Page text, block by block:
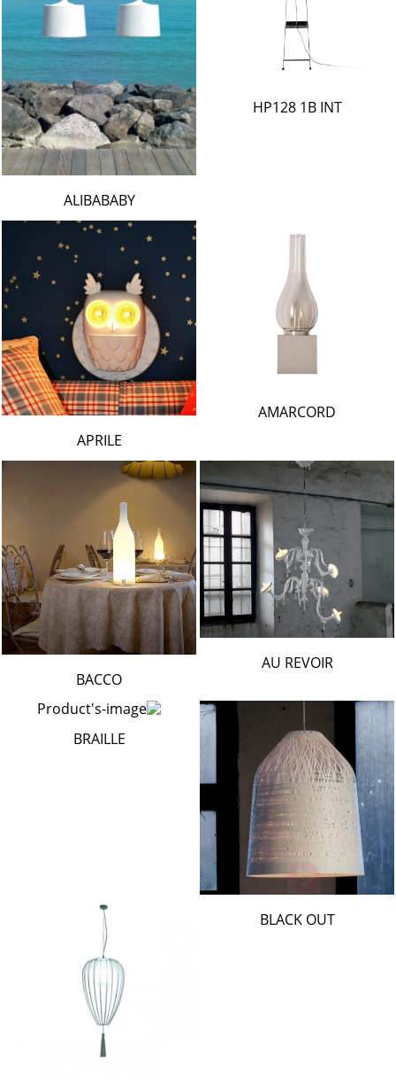
HP128 1B INT
ALIBABABY
AMARCORD
APRILE
AU REVOIR
BACCO
BLACK OUT
BRAILLE